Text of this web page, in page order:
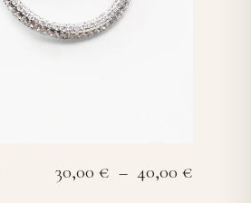
30,00 € – 40,00 €